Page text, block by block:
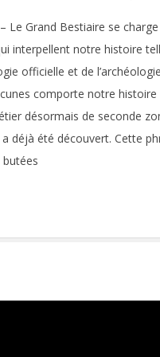
Le Grand Bestiaire se
interpellent notre histoire
officielle et de
comporte notre
désormais de seconde
déjà été découvert. Cette